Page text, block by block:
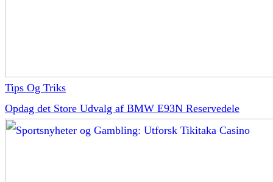
Tips Og Triks
Opdag det Store Udvalg af BMW E93N Reservedele